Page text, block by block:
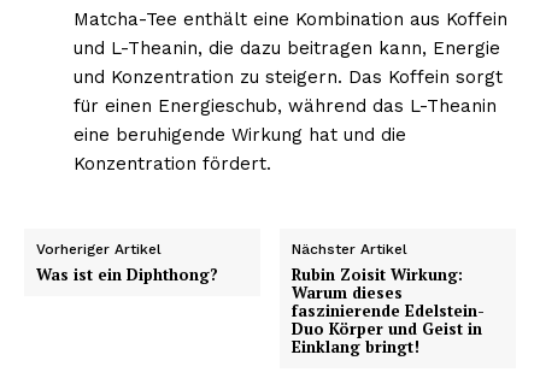
Matcha-Tee enthält eine Kombination aus Koffein
und L-Theanin, die dazu beitragen kann, Energie
und Konzentration zu steigern. Das Koffein sorgt
für einen Energieschub, während das L-Theanin
eine beruhigende Wirkung hat und die
Konzentration fördert.
Vorheriger Artikel
Was ist ein Diphthong?
Nächster Artikel
Rubin Zoisit Wirkung:
Warum dieses
faszinierende Edelstein-
Duo Körper und Geist in
Einklang bringt!